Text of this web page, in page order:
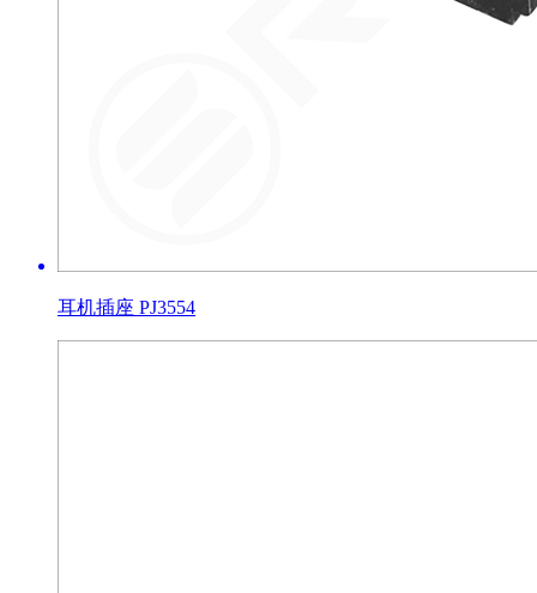
耳机插座 PJ3554